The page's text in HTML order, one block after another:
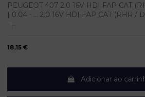
PEUGEOT 407 2.0 16V HDI FAP CAT
| 0.04 - ... 2.0 16V HDI FAP CAT (RHR /
- ...
18,15 €
Adicionar ao